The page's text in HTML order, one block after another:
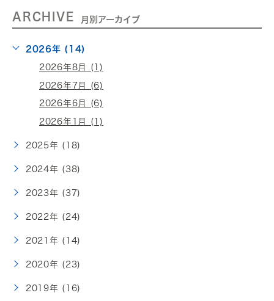
ARCHIVE 月別アーカイブ
2026年 (14)
2026年8月 (1)
2026年7月 (6)
2026年6月 (6)
2026年1月 (1)
2025年 (18)
2024年 (38)
2023年 (37)
2022年 (24)
2021年 (14)
2020年 (23)
2019年 (16)